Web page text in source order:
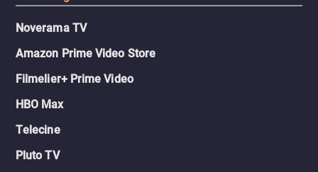
Noverama TV
Amazon Prime Video Store
Filmelier+ Prime Video
HBO Max
Telecine
Pluto TV